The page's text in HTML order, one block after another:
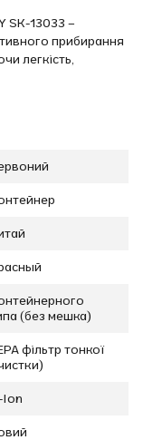
SK-13033 –
прибирання
легкість,
(без мешка)
фільтр тонкої
Ion